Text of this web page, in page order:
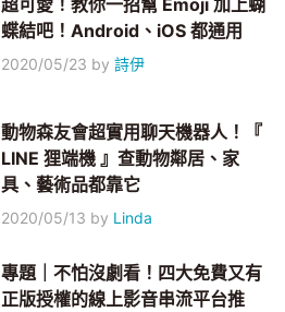
超可愛！教你一招幫 Emoji 加上蝴
蝶結吧！Android、iOS 都通用
2020/05/23 by詩伊
動物森友會超實用聊天機器人！『
LINE 狸端機 』查動物鄰居、家
具、藝術品都靠它
2020/05/13 by Linda
專題｜不怕沒劇看！四大免費又有
正版授權的線上影音串流平台推